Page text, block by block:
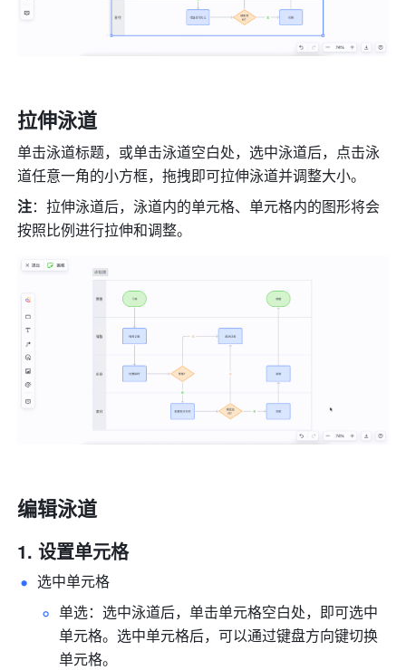
拉伸泳道
单击泳道标题，或单击泳道空白处，选中泳道后，点击泳
道任意一角的小方框，拖拽即可拉伸泳道并调整大小。
注：拉伸泳道后，泳道内的单元格、单元格内的图形将会
按照比例进行拉伸和调整。
编辑泳道
设置单元格
选中单元格
单选：选中泳道后，单击单元格空白处，即可选中
单元格。选中单元格后，可以通过键盘方向键切换
单元格。